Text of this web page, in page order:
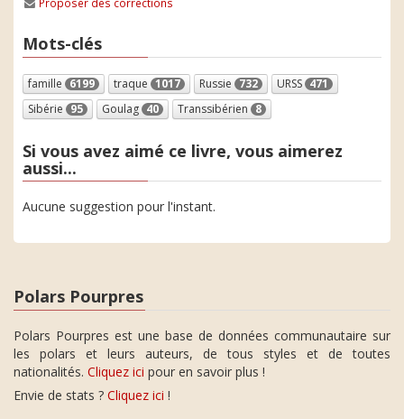
Mots-clés
famille 6199 traque 1017 Russie 732 URSS 471
Sibérie 95 Goulag 40 Transsibérien 8
Si vous avez aimé ce livre, vous aimerez
aussi...
Aucune suggestion pour l'instant.
Polars Pourpres
Polars Pourpres est une base de données communautaire sur
les polars et leurs auteurs, de tous styles et de toutes
nationalités. Cliquez ici pour en savoir plus !
Envie de stats ? Cliquez ici !